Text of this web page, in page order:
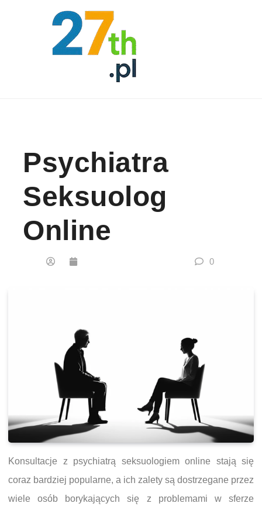
Psychiatra
Seksuolog
Online
0
Konsultacje z psychiatrą seksuologiem online stają się
coraz bardziej popularne, a ich zalety są dostrzegane przez
wiele osób borykających się z problemami w sferze